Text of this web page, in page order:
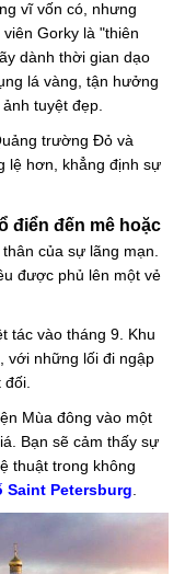
vĩ vốn có, nhưng
Gorky là "thiên
dành thời gian dạo
lá vàng, tận hưởng
tuyệt đẹp.
trường Đỏ và
lệ hơn, khẳng định sự
điển đến mê hoặc
của sự lãng mạn.
được phủ lên một vẻ
tác vào tháng 9. Khu
với những lối đi ngập
đối.
Mùa đông vào một
Bạn sẽ cảm thấy sự
thuật trong không
Saint Petersburg.